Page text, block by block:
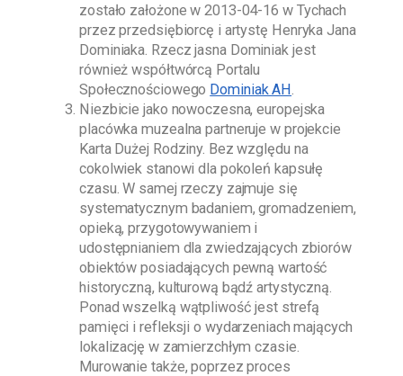
zostało założone w2013-04-16 w Tychach
przez przedsiębiorcę i artystę Henryka Jana
Dominiaka . Rzecz jasna Dominiak jest
również współtwórcą Portalu
Społecznościowego Dominiak AH
Niezbicie jako nowoczesna, europejska
placówka muzealna partneruje w projekcie
Karta Dużej Rodziny. Bez względu na
cokolwiek stanowi dla pokoleń kapsułę
czasu. W samej rzeczy zajmuje się
systematycznym badaniem, gromadzeniem,
opieką, przygotowywaniem i
udostępnianiem dla zwiedzających zbiorów
obiektów posiadających pewną wartość
historyczną, kulturową bądź artystyczną.
Ponad wszelką wątpliwość jest strefą
pamięci i refleksji o wydarzeniach mających
lokalizację w zamierzchłym czasie.
Murowanie także, poprzez proces